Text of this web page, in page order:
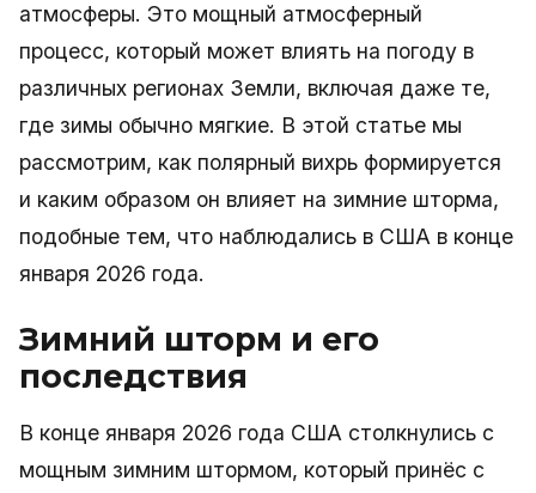
атмосферы. Это мощный атмосферный
процесс, который может влиять на погоду в
различных регионах Земли, включая даже те,
где зимы обычно мягкие. В этой статье мы
рассмотрим, как полярный вихрь формируется
и каким образом он влияет на зимние шторма,
подобные тем, что наблюдались в США в конце
января 2026 года.
Зимний шторм и его
последствия
В конце января 2026 года США столкнулись с
мощным зимним штормом, который принёс с